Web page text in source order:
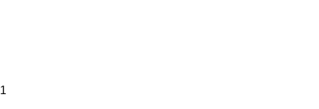
1